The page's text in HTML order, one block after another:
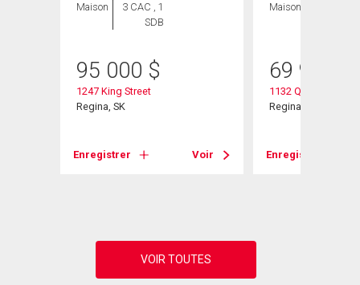
Maison
3 CAC , 1
SDB
95 000 $
1247 King Street
Regina, SK
Enregistrer Voir
Maison
69 900
1132 Queen Street
Regina, SK
Enregistrer